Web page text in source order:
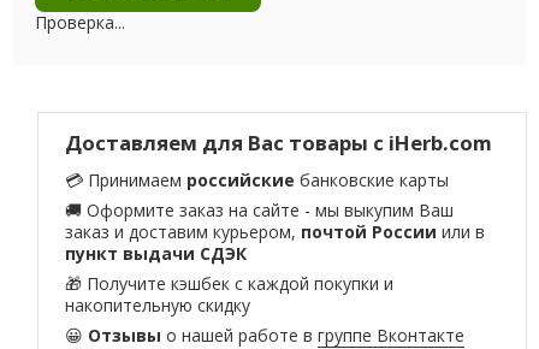
Проверка...
Доставляем для Вас товары с iHerb.com
💳 Принимаем российские банковские карты
🚚 Оформите заказ на сайте - мы выкупим Ваш
заказ и доставим курьером, почтой России или в
пункт выдачи СДЭК
🎁 Получите кэшбек с каждой покупки и
накопительную скидку
😀 Отзывы о нашей работе вгруппе Вконтакте